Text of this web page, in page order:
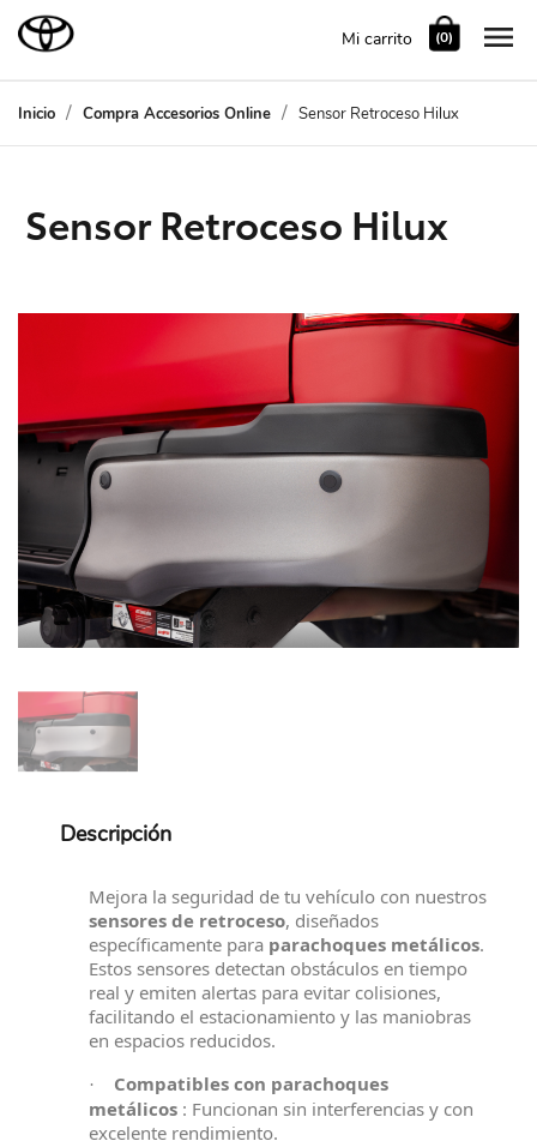

Mi carrito (0)
Inicio Compra Accesorios Online Sensor Retroceso Hilux
Sensor Retroceso Hilux
Descripción
Mejora la seguridad de tu vehículo con nuestros
sensores de retroceso, diseñados
específicamente para parachoques metálicos.
Estos sensores detectan obstáculos en tiempo
real y emiten alertas para evitar colisiones,
facilitando el estacionamiento y las maniobras
en espacios reducidos.
·
Compatibles con parachoques
metálicos : Funcionan sin interferencias y con
excelente rendimiento.